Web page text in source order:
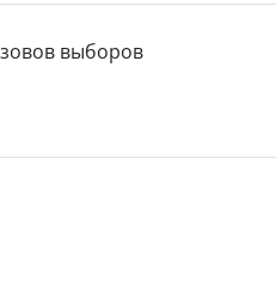
выборов